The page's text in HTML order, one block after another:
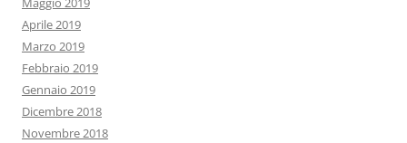
Aprile 2019
Marzo 2019
Febbraio 2019
Gennaio 2019
Dicembre 2018
Novembre 2018